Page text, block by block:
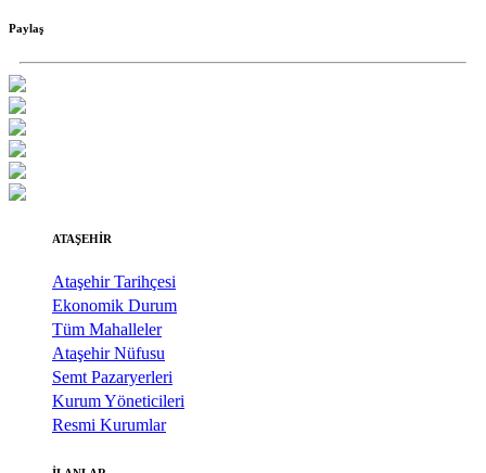
Paylaş
ATAŞEHİR
Ataşehir Tarihçesi
Ekonomik Durum
Tüm Mahalleler
Ataşehir Nüfusu
Semt Pazaryerleri
Kurum Yöneticileri
Resmi Kurumlar